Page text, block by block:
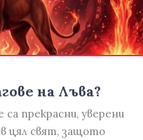
на Лъва?
са прекрасни, уверени
цял свят, защото